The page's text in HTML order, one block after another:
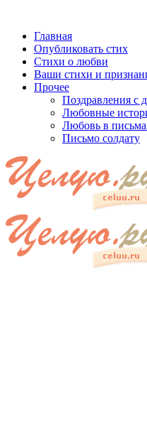
Главная
Опубликовать стих
Стихи о любви
Ваши стихи и
Прочее
Поздравления с
Любовные
Любовь в
Письмо солдату